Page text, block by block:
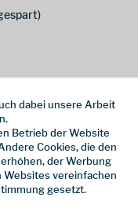
dabei unsere Arbeit
Betrieb der Website
Cookies, die den
der Werbung
vereinfachen
gesetzt.